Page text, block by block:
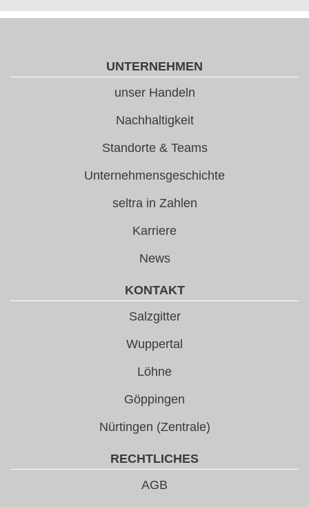
UNTERNEHMEN
unser Handeln
Nachhaltigkeit
Standorte & Teams
Unternehmensgeschichte
seltra in Zahlen
Karriere
News
KONTAKT
Salzgitter
Wuppertal
Löhne
Göppingen
Nürtingen (Zentrale)
RECHTLICHES
AGB